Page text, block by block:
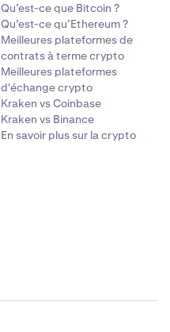
Qu’est-ce que Bitcoin ?
Qu’est-ce qu’Ethereum ?
Meilleures plateformes de
contrats à terme crypto
Meilleures plateformes
d'échange crypto
Kraken vs Coinbase
Kraken vs Binance
En savoir plus sur la crypto